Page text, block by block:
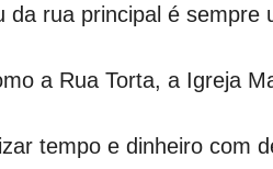
rua principal é sempre
a Rua Torta, a Igreja
tempo e dinheiro com